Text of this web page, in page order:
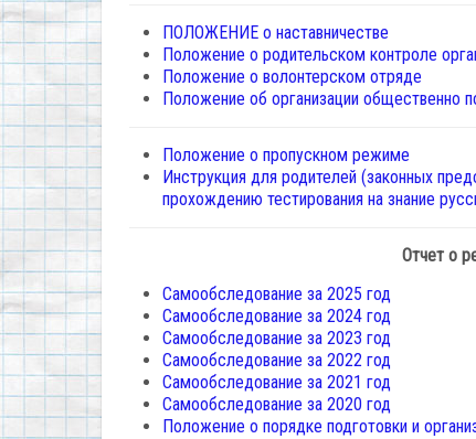
ПОЛОЖЕНИЕ о наставничестве
Положение о родительском контроле
Положение о волонтерском отряде
Положение об организации общественно
Положение о пропускном режиме
Инструкция для родителей (законных
прохождению тестирования на знание
Отчет о
Самообследование за 2025 год
Самообследование за 2024 год
Самообследование за 2023 год
Самообследование за 2022 год
Самообследование за 2021 год
Самообследование за 2020 год
Положение о порядке подготовки и